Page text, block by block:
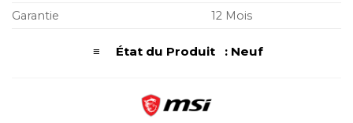
Garantie
12 Mois
≡ État du Produit : Neuf